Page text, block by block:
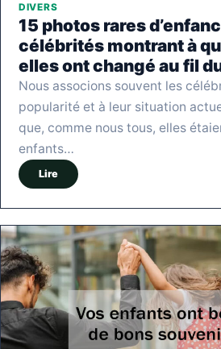
DIVERS
15 photos rares
célébrités montrant à
elles ont changé au fil
Nous associons souvent les
popularité et à leur situation
que, comme nous tous, elles
enfants…
Lire